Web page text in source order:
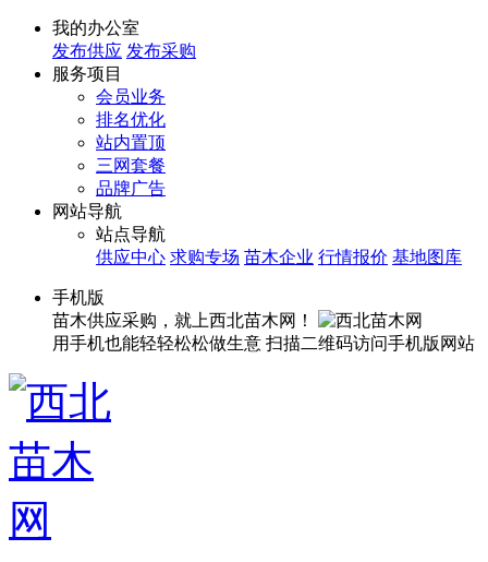
我的办公室
发布供应 发布采购
服务项目
会员业务
排名优化
站内置顶
三网套餐
品牌广告
网站导航
站点导航
供应中心 求购专场 苗木企业 行情报价 基地图库
手机版
苗木供应采购，就上西北苗木网！
用手机也能轻轻松松做生意 扫描二维码访问手机版网站